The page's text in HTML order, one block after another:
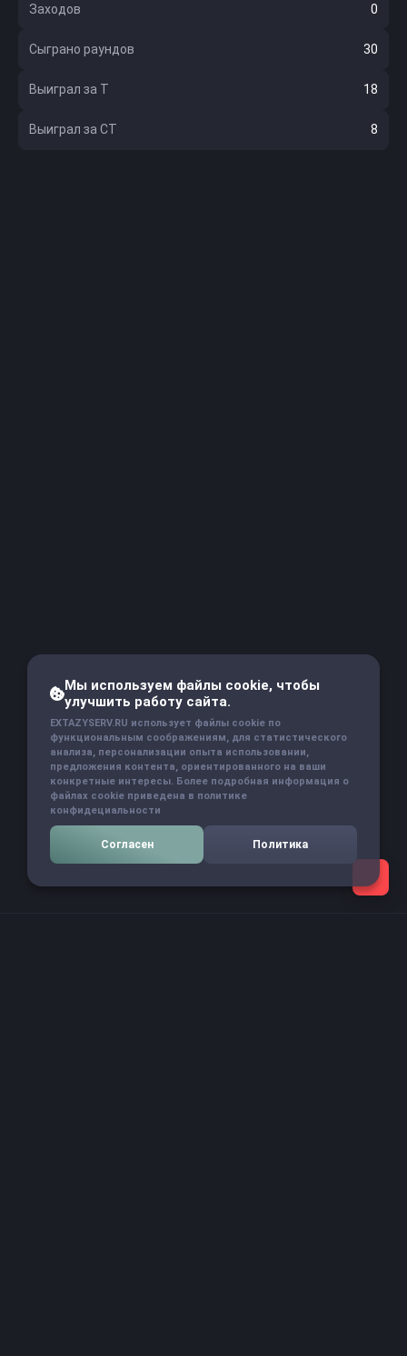
Заходов 0
Сыграно раундов 30
Выиграл за Т 18
Выиграл за CT 8
Мы используем файлы cookie, чтобы
улучшить работу сайта.
EXTAZYSERV.RU использует файлы cookie по
функциональным соображениям, для статистического
анализа, персонализации опыта использовании,
предложения контента, ориентированного на ваши
конкретные интересы. Более подробная информация о
файлах cookie приведена в политике
конфидециальности
Согласен Политика